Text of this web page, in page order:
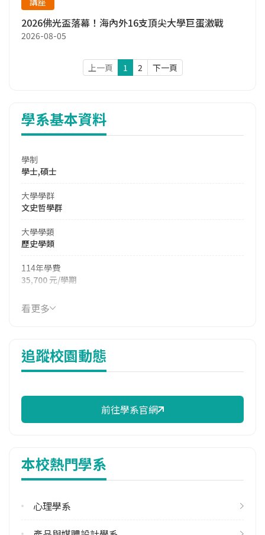
與故事
✔ 想以最划算的方式獲得學歷＋海外交流
2026佛光盃落幕！海內外16支頂尖大學巨蛋激戰
2026-08-05
上一頁 1 2 下一頁
學系基本資料
學制
學士,碩士
大學學群
文史哲學群
大學學類
歷史學類
114年學費
35,700 元/學期
114年雜費
7,000 元/學期
100.00%
學系電話
宜蘭縣礁溪鄉林美村林尾路160號
看更多
追蹤校園動態
前往學系官網
本校熱門學系
心理學系